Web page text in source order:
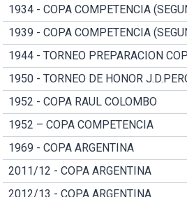
1934 - COPA COMPETENCIA
1939 - COPA COMPETENCIA
1944 - TORNEO PREPARACION
1950 - TORNEO DE HONOR
1952 - COPA RAUL COLOMBO
1952 – COPA COMPETENCIA
1969 - COPA ARGENTINA
2011/12 - COPA ARGENTINA
2012/13 - COPA ARGENTINA